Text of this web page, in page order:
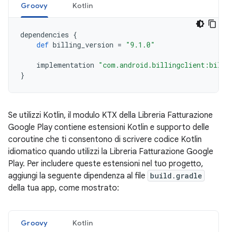
Groovy Kotlin
dependencies {
def billing_version = "9.1.0"
implementation
}
Se utilizzi Kotlin, il modulo KTX della Libreria Fatturazione
Google Play contiene estensioni Kotlin e supporto delle
coroutine che ti consentono di scrivere codice Kotlin
idiomatico quando utilizzi la Libreria Fatturazione Google
Play. Per includere queste estensioni nel tuo progetto,
aggiungi la seguente dipendenza al file build.gradle
della tua app, come mostrato:
Groovy Kotlin